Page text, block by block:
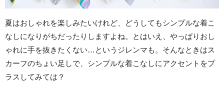
夏はおしゃれを楽しみたいけれど、どうしてもシンプルな着こ
なしになりがちだったりしますよね。とはいえ、やっぱりおし
ゃれに手を抜きたくない…というジレンマも。そんなときはス
カーフのちょい足しで、シンプルな着こなしにアクセントをプ
ラスしてみては？